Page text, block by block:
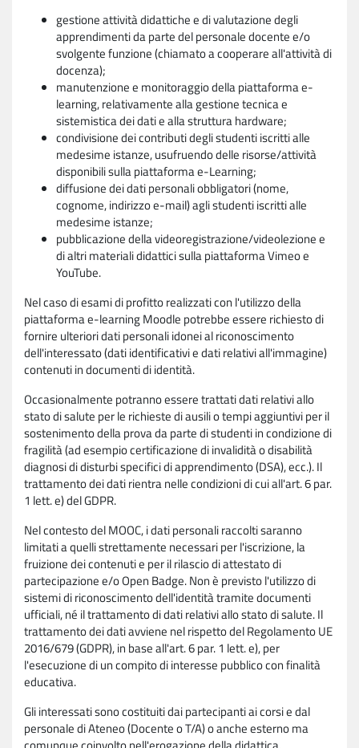
gestione attività didattiche e di valutazione degli
apprendimenti da parte del personale docente e/o
svolgente funzione (chiamato a cooperare all'attività di
docenza);
manutenzione e monitoraggio della piattaforma e-
learning, relativamente alla gestione tecnica e
sistemistica dei dati e alla struttura hardware;
condivisione dei contributi degli studenti iscritti alle
medesime istanze, usufruendo delle risorse/attività
disponibili sulla piattaforma e-Learning;
diffusione dei dati personali obbligatori (nome,
cognome, indirizzo e-mail) agli studenti iscritti alle
medesime istanze;
pubblicazione della videoregistrazione/videolezione e
di altri materiali didattici sulla piattaforma Vimeo e
YouTube.
Nel caso di esami di profitto realizzati con l'utilizzo della
piattaforma e-learning Moodle potrebbe essere richiesto di
fornire ulteriori dati personali idonei al riconoscimento
dell'interessato (dati identificativi e dati relativi all'immagine)
contenuti in documenti di identità.
Occasionalmente potranno essere trattati dati relativi allo
stato di salute per le richieste di ausili o tempi aggiuntivi per il
sostenimento della prova da parte di studenti in condizione di
fragilità (ad esempio certificazione di invalidità o disabilità
diagnosi di disturbi specifici di apprendimento (DSA), ecc.). Il
trattamento dei dati rientra nelle condizioni di cui all'art. 6 par.
1 lett. e) del GDPR.
Nel contesto del MOOC, i dati personali raccolti saranno
limitati a quelli strettamente necessari per l'iscrizione, la
fruizione dei contenuti e per il rilascio di attestato di
partecipazione e/o Open Badge. Non è previsto l'utilizzo di
sistemi di riconoscimento dell'identità tramite documenti
ufficiali, né il trattamento di dati relativi allo stato di salute. Il
trattamento dei dati avviene nel rispetto del Regolamento UE
2016/679 (GDPR), in base all'art. 6 par. 1 lett. e), per
l'esecuzione di un compito di interesse pubblico con finalità
educativa.
Gli interessati sono costituiti dai partecipanti ai corsi e dal
personale di Ateneo (Docente o T/A) o anche esterno ma